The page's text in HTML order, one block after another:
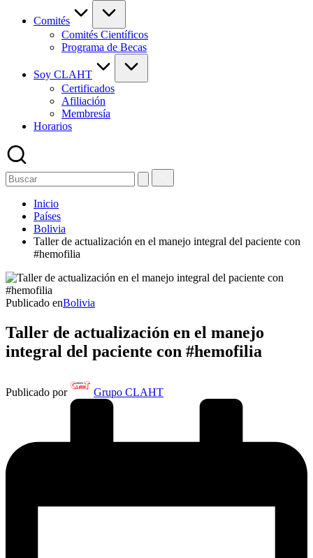
Comités
Comités Científicos
Programa de Becas
Soy CLAHT
Certificados
Afiliación
Membresía
Horarios
Inicio
Países
Bolivia
Taller de actualización en el manejo integral del paciente con
#hemofilia
Publicado enBolivia
Taller de actualización en el manejo
integral del paciente con #hemofilia
Publicado por Grupo CLAHT